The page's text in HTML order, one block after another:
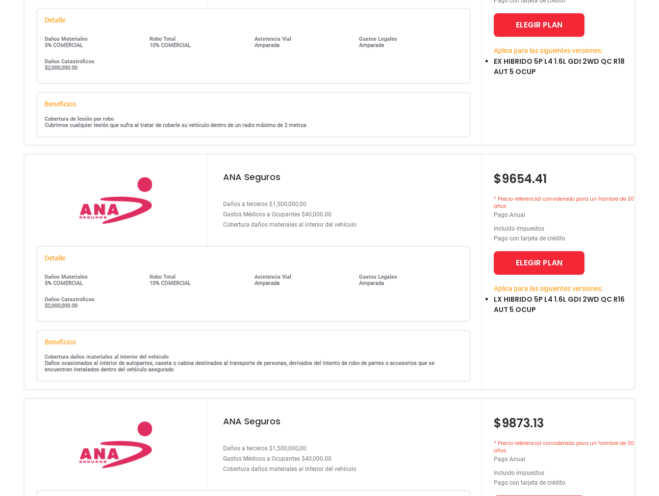
Detalle
Daños Materiales
5% COMERCIAL
Robo Total
10% COMERCIAL
Asistencia Vial
Amparada
Gastos Legales
Amparada
Daños Catastroficos
$2,000,000.00
Beneficios
Cobertura de lesión por robo
Cubrimos cualquier lesión que sufra al tratar de robarle su vehículo dentro de un radio máximo de 2 metros
ELEGIR PLAN
Aplica para las siguientes versiones:
EX HIBRIDO 5P L4 1.6L GDI 2WD QC R18
AUT 5 OCUP
ANA Seguros
Daños a terceros $1,500,000,00
Gastos Médicos a Ocupantes $40,000.00
Cobertura daños materiales al interior del vehículo
Detalle
Daños Materiales
5% COMERCIAL
Robo Total
10% COMERCIAL
Asistencia Vial
Amparada
Gastos Legales
Amparada
Daños Catastroficos
$2,000,000.00
Beneficios
Cobertura daños materiales al interior del vehículo
Daños ocasionados al interior de autopartes, caseta o cabina destinados al transporte de personas, derivados del intento de robo de partes o accesorios que se
encuentren instalados dentro del vehículo asegurado
$9654.41
* Precio referencial considerado para un hombre de 30
años
Pago Anual
Incluido impuestos
Pago con tarjeta de crédito
ELEGIR PLAN
Aplica para las siguientes versiones:
LX HIBRIDO 5P L4 1.6L GDI 2WD QC R16
AUT 5 OCUP
ANA Seguros
Daños a terceros $1,500,000,00
Gastos Médicos a Ocupantes $40,000.00
Cobertura daños materiales al interior del vehículo
$9873.13
* Precio referencial considerado para un hombre de 30
años
Pago Anual
Incluido impuestos
Pago con tarjeta de crédito